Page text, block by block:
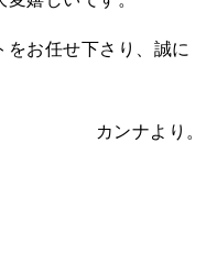
をお任せ下さり、誠に
カンナより。